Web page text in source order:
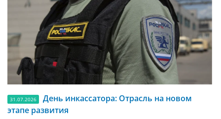
31.07.2026
День инкассатора: Отрасль на новом
этапе развития